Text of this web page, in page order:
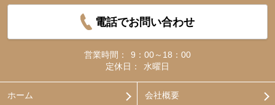
電話でお問い合わせ
営業時間：
9：00～18：00
定休日：
水曜日
ホーム 会社概要